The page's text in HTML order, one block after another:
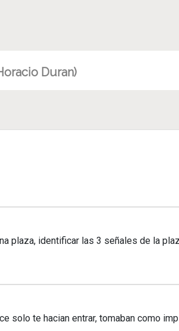
Duran)
plaza, identificar las 3 señales de la
solo te hacian entrar, tomaban como